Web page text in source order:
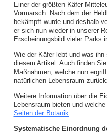
Einer der größten Käfer
Vormarsch. Nach dem der
bekämpft wurde und deshalb
er sich nun wieder in unserer
Erscheinungsbild vieler Parks
Wie der Käfer lebt und was
diesem Artikel. Auch finden
Maßnahmen, welche nun
natürlichen Lebensraum
Weitere Information über die
Lebensraum bieten und
Seiten der Botanik
Systematische Einordnung